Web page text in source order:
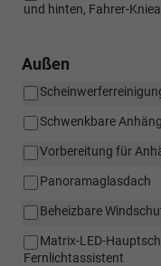
und hinten, Fahrer-
Außen
Schwenkbare
Vorbereitung für
Panoramaglasdach
Beheizbare
Matrix-LED-
Fernlichtassistent